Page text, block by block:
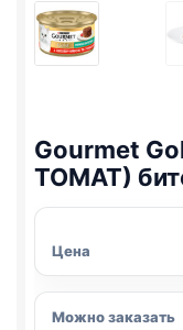
Gourmet
ТОМАТ)
Цена
Можно заказать